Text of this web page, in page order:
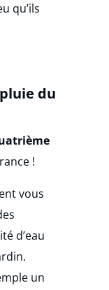
qu’ils
du
!
vous
d’eau
un